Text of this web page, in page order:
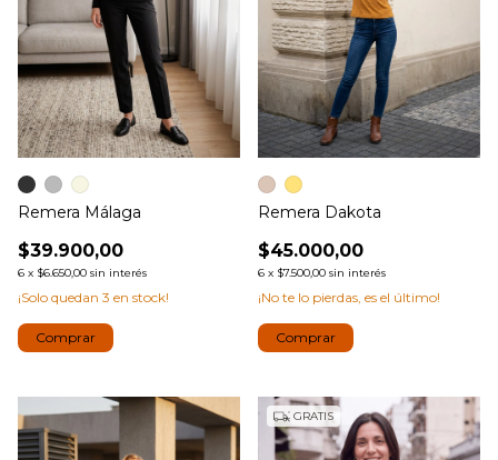
Remera Málaga
$39.900,00
6 x $6.650,00 sin interés
¡Solo quedan 3 en stock!
Comprar
Remera Dakota
$45.000,00
6 x $7.500,00 sin interés
¡No te lo pierdas, es el último!
Comprar
GRATIS